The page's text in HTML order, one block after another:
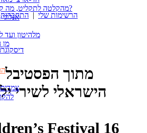
מהקלטה לתקליט, מה קורה בדרך?
מלהיטון ועד
הרשימות שלי |התחברות
מתוך הפסטיבל
Festival 16